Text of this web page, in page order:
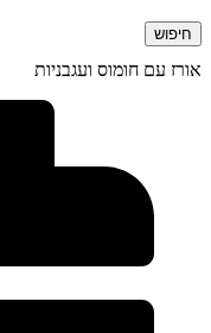
חיפוש
אורז עם חומוס ועגבניות